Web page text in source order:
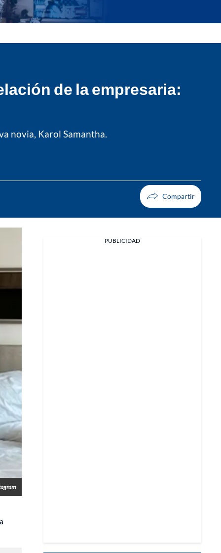
de la empresaria:
novia, Karol Samantha.
PUBLICIDAD